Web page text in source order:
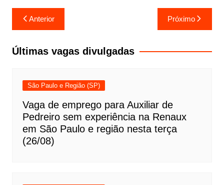
Navegação
de
Post
Anterior Próximo
Últimas vagas divulgadas
São Paulo e Região (SP)
Vaga de emprego para Auxiliar de
Pedreiro sem experiência na Renaux
em São Paulo e região nesta terça
(26/08)